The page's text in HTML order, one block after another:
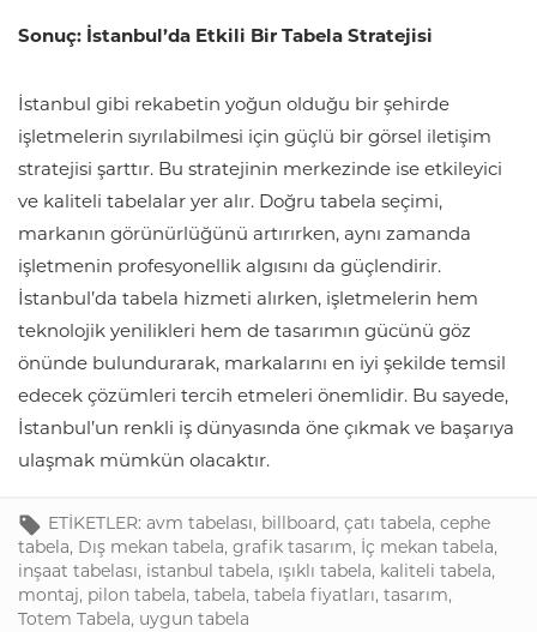
Sonuç: İstanbul’da Etkili Bir Tabela Stratejisi
İstanbul gibi rekabetin yoğun olduğu bir şehirde
işletmelerin sıyrılabilmesi için güçlü bir görsel iletişim
stratejisi şarttır. Bu stratejinin merkezinde ise etkileyici
ve kaliteli tabelalar yer alır. Doğru tabela seçimi,
markanın görünürlüğünü artırırken, aynı zamanda
işletmenin profesyonellik algısını da güçlendirir.
İstanbul’da tabela hizmeti alırken, işletmelerin hem
teknolojik yenilikleri hem de tasarımın gücünü göz
önünde bulundurarak, markalarını en iyi şekilde temsil
edecek çözümleri tercih etmeleri önemlidir. Bu sayede,
İstanbul’un renkli iş dünyasında öne çıkmak ve başarıya
ulaşmak mümkün olacaktır.
ETİKETLER: avm tabelası, billboard, çatı tabela, cephe
tabela, Dış mekan tabela, grafik tasarım, İç mekan tabela,
inşaat tabelası, istanbul tabela, ışıklı tabela, kaliteli tabela,
montaj, pilon tabela, tabela, tabela fiyatları, tasarım,
Totem Tabela, uygun tabela